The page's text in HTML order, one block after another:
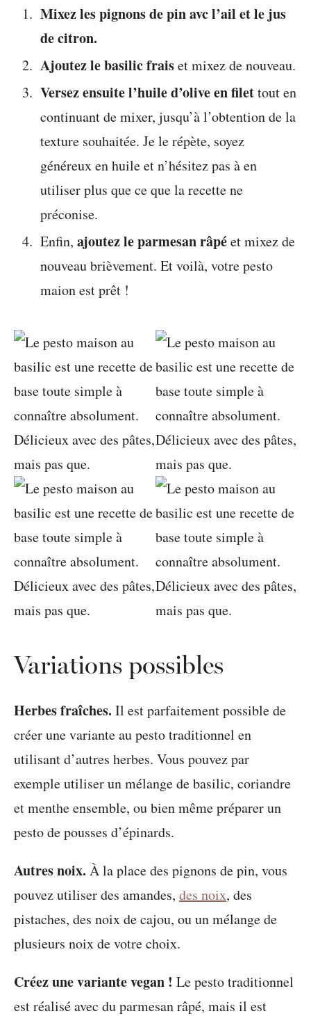
Mixez les pignons de pin avc l’ail et le jus
de citron.
Ajoutez le basilic fraiset mixez de nouveau.
Versez ensuite l’huile d’olive en filettout en
continuant de mixer, jusqu’à l’obtention de la
texture souhaitée. Je le répète, soyez
généreux en huile et n’hésitez pas à en
utiliser plus que ce que la recette ne
préconise.
Enfin,ajoutez le parmesan râpéet mixez de
nouveau brièvement. Et voilà, votre pesto
maion est prêt !
Variations possibles
Herbes fraîches. Il est parfaitement possible de
créer une variante au pesto traditionnel en
utilisant d’autres herbes. Vous pouvez par
exemple utiliser un mélange de basilic, coriandre
et menthe ensemble, ou bien même préparer un
pesto de pousses d’épinards.
Autres noix. À la place des pignons de pin, vous
pouvez utiliser des amandes, des noix, des
pistaches, des noix de cajou, ou un mélange de
plusieurs noix de votre choix.
Créez une variante vegan ! Le pesto traditionnel
est réalisé avec du parmesan râpé, mais il est